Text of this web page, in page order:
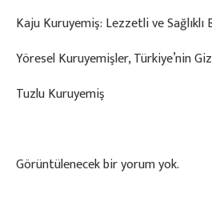
Kaju Kuruyemiş: Lezzetli ve Sağlıklı
Yöresel Kuruyemişler, Türkiye’nin
Tuzlu Kuruyemiş
Görüntülenecek bir yorum yok.